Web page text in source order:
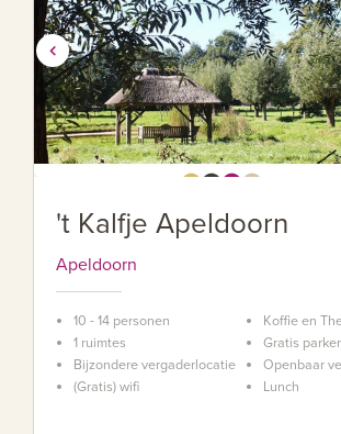
't Kalfje Apeldoorn
Apeldoorn
10 - 14 personen
1 ruimtes
Bijzondere vergaderlocatie
(Gratis) wifi
Koffie en
Gratis
Openbaar
Lunch